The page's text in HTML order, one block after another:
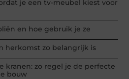
je een tv-meubel kiest voor
en hoe gebruik je ze
herkomst zo belangrijk is
kranen: zo regel je de perfecte
bouw